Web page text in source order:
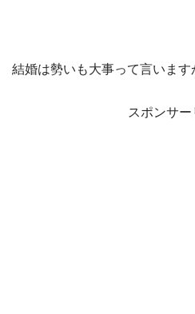
結婚は勢いも大事って言います
スポンサー